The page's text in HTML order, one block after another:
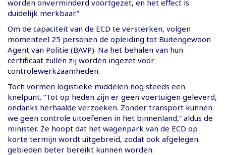
worden onverminderd voortgezet, en het effect is
duidelijk merkbaar.”
Om de capaciteit van de ECD te versterken, volgen
momenteel 25 personen de opleiding tot Buitengewoon
Agent van Politie (BAVP). Na het behalen van hun
certificaat zullen zij worden ingezet voor
controlewerkzaamheden.
Toch vormen logistieke middelen nog steeds een
knelpunt. “Tot op heden zijn er geen voertuigen geleverd,
ondanks herhaalde verzoeken. Zonder transport kunnen
we geen controle uitoefenen in het binnenland,” aldus de
minister. Ze hoopt dat het wagenpark van de ECD op
korte termijn wordt uitgebreid, zodat ook afgelegen
gebieden beter bereikt kunnen worden.